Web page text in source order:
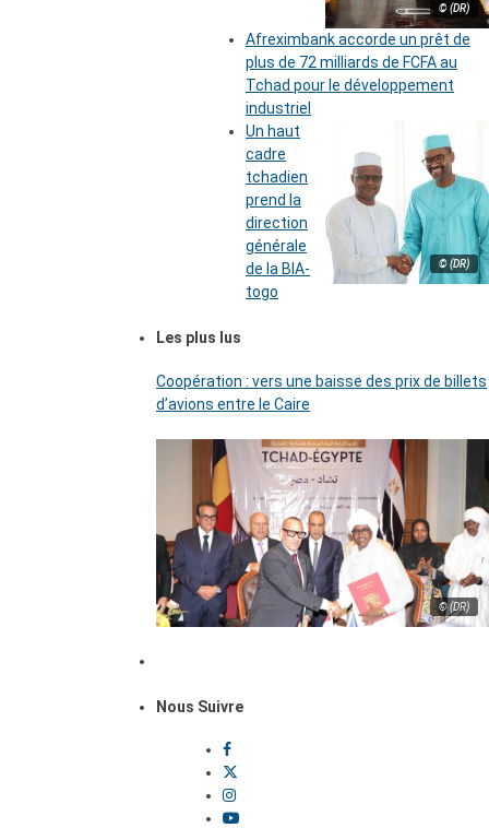
© (DR)
Afreximbank accorde un prêt de
plus de 72 milliards de FCFA au
Tchad pour le développement
industriel
© (DR)
Un haut
cadre
tchadien
prend la
direction
générale
de la BIA-
togo
Les plus lus
Coopération : vers une baisse des prix de billets
d’avions entre le Caire
© (DR)
Nous Suivre